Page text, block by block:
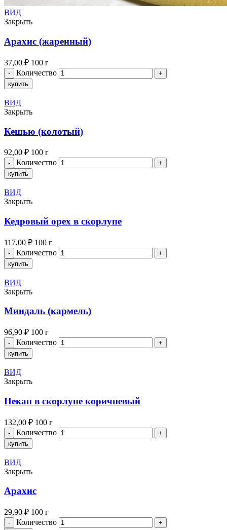
ВИД
Закрыть
Арахис (жаренный)
37,00 ₽ 100 г
Количество
купить
ВИД
Закрыть
Кешью (колотый)
92,00 ₽ 100 г
Количество
купить
ВИД
Закрыть
Кедровый орех в скорлупе
117,00 ₽ 100 г
Количество
купить
ВИД
Закрыть
Миндаль (кармель)
96,90 ₽ 100 г
Количество
купить
ВИД
Закрыть
Пекан в скорлупе коричневый
132,00 ₽ 100 г
Количество
купить
ВИД
Закрыть
Арахис
29,90 ₽ 100 г
Количество